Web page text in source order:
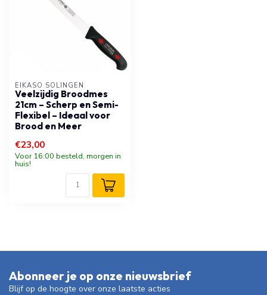
EIKASO SOLINGEN
Veelzijdig Broodmes
21cm – Scherp en Semi-
Flexibel – Ideaal voor
Brood en Meer
€23,00
Voor 16:00 besteld, morgen in
huis!
Abonneer je op onze nieuwsbrief
Blijf op de hoogte over onze laatste acties